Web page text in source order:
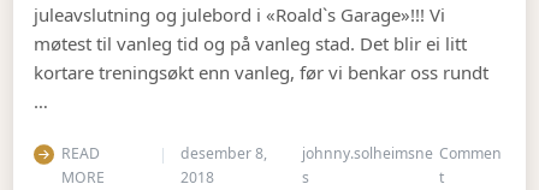
juleavslutning og julebord i «Roald`s Garage»!!! Vi
møtest til vanleg tid og på vanleg stad. Det blir ei litt
kortare treningsøkt enn vanleg, før vi benkar oss rundt
…
READ
MORE
desember 8,
2018
johnny.solheimsne
s
Commen
ton Julebordet